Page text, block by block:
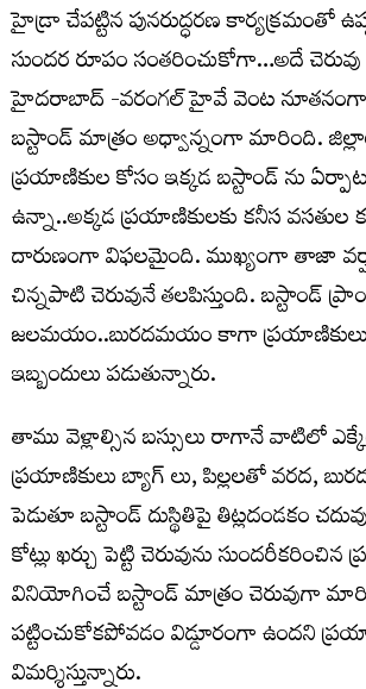
హైడ్రా చేపట్టిన పునరుద్ధరణ కార్యక్రమంతో
సుందర రూపం సంతరించుకోగా…అదే చెరువు
హైదరాబాద్ -వరంగల్ హైవే వెంట నూతనంగా
బస్టాండ్ మాత్రం అధ్వాన్నంగా మారింది.
ప్రయాణికుల కోసం ఇక్కడ బస్టాండ్ ను
ఉన్నా..అక్కడ ప్రయాణికులకు కనీస వసతుల
దారుణంగా విఫలమైంది. ముఖ్యంగా తాజా
చిన్నపాటి చెరువునే తలపిస్తుంది. బస్టాండ్
జలమయం..బురదమయం కాగా
ఇబ్బందులు పడుతున్నారు.
తాము వెళ్లాల్సిన బస్సులు రాగానే వాటిలో
ప్రయాణికులు బ్యాగ్ లు, పిల్లలతో వరద,
పెడుతూ బస్టాండ్ దుస్థితిపై తిట్లదండకం
కోట్లు ఖర్చు పెట్టి చెరువును సుందరీకరించిన
వినియోగించే బస్టాండ్ మాత్రం చెరువుగా
పట్టించుకోకపోవడం విడ్డూరంగా ఉందని
విమర్శిస్తున్నారు.